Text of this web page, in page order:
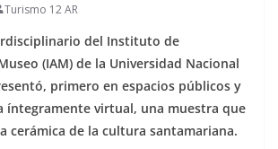
Turismo 12 AR
del Instituto de
(IAM) de la Universidad Nacional
primero en espacios públicos y
íntegramente virtual, una muestra que
cerámica de la cultura santamariana.